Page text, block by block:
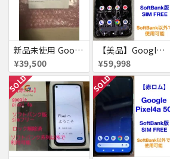
新品未使用 Google pixel8a SiMフリー
¥39,500
【美品】Google Pixel8 Pro 512GB 赤ロム
¥59,998
SOLD SOLD